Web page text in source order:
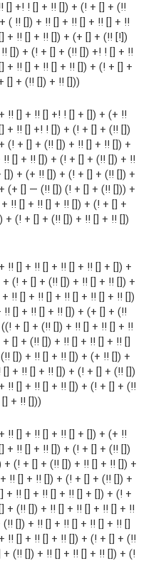
+! ! [] + !! []) + (! + [] + (!!
( !! []) + !! [] + !! [] + !! [] + !!
+ !! [] + !! []) + (+ [] + (!! [!])
[]) + (! + [] + (!! []) +! ! [] + !!
+ !! [] + !! [] + !! []) + (! + [] +
[] + (!! []) + !! []))
!! [] + !! [] +! ! [] + []) + (+ !!
+ !! [] +! ! []) + (! + [] + (!! [])
(! + [] + (!! []) + !! [] + !! []) +
[] + !! []) + (! + [] + (!! []) + !!
+ (+ !! []) + (! + [] + (!! []) +
(+ [] — (!! []) (! + [] + (!! [])) +
!! [] + !! [] + !! []) + (! + [] +
+ (! + [] + (!! []) + !! [] + !! [])
!! [] + !! [] + !! [] + !! [] + []) +
(! + [] + (!! []) + !! [] + !! []) +
!! [] + !! [] + !! [] + !! [] + !! [])
[] + !! [] + !! []) + (+ [] + (!!
+ [] + (!! []) + !! [] + !! [] + !!
[] + (!! []) + !! [] + !! [] + !! []
[]) + !! [] + !! []) + (+ !! []) +
+ !! [] + !! []) + (! + [] + (!! [])
!! [] + !! [] + !! []) + (! + [] + (!!
+ !! []))
!! [] + !! [] + !! [] + []) + (+ !!
+ !! [] + !! []) + (! + [] + (!! [])
(! + [] + (!! []) + !! [] + !! []) +
!! [] + !! []) + (! + [] + (!! []) +
+ !! [] + !! [] + !! [] + []) + (! +
+ (!! []) + !! [] + !! [] + !! [] + !!
[]) + !! [] + !! [] + !! [] + !! []
!! [] + !! [] + !! []) + (! + [] + (!!
(!! []) + !! [] + !! [] + !! []) + (!